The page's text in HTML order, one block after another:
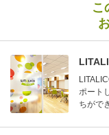
こ
ポート
ちがで